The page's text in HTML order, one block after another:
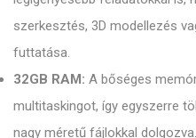
szerkesztés, 3D modellezés
futtatása.
32GB RAM: A bőséges
multitaskingot, így egyszerre
nagy méretű fájlokkal dolgozva.